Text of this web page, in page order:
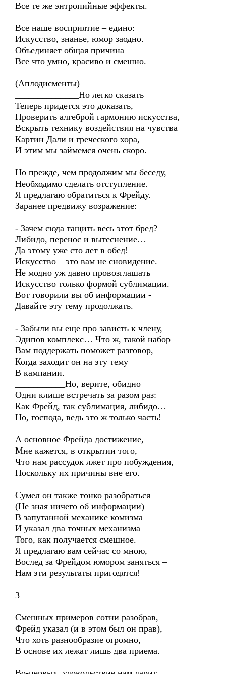
Все те же энтропийные эффекты.
Все наше восприятие – едино:
Искусство, знанье, юмор заодно.
Объединяет общая причина
Все что умно, красиво и смешно.
(Аплодисменты)
______________Но легко сказать
Теперь придется это доказать,
Проверить алгеброй гармонию искусства,
Вскрыть технику воздействия на чувства
Картин Дали и греческого хора,
И этим мы займемся очень скоро.
Но прежде, чем продолжим мы беседу,
Необходимо сделать отступление.
Я предлагаю обратиться к Фрейду.
Заранее предвижу возражение:
- Зачем сюда тащить весь этот бред?
Либидо, перенос и вытеснение…
Да этому уже сто лет в обед!
Искусство – это вам не сновидение.
Не модно уж давно провозглашать
Искусство только формой сублимации.
Вот говорили вы об информации -
Давайте эту тему продолжать.
- Забыли вы еще про зависть к члену,
Эдипов комплекс… Что ж, такой набор
Вам поддержать поможет разговор,
Когда заходит он на эту тему
В кампании.
___________Но, верите, обидно
Одни клише встречать за разом раз:
Как Фрейд, так сублимация, либидо…
Но, господа, ведь это ж только часть!
А основное Фрейда достижение,
Мне кажется, в открытии того,
Что нам рассудок лжет про побуждения,
Поскольку их причины вне его.
Сумел он также тонко разобраться
(Не зная ничего об информации)
В запутанной механике комизма
И указал два точных механизма
Того, как получается смешное.
Я предлагаю вам сейчас со мною,
Вослед за Фрейдом юмором заняться –
Нам эти результаты пригодятся!
3
Смешных примеров сотни разобрав,
Фрейд указал (и в этом был он прав),
Что хоть разнообразие огромно,
В основе их лежат лишь два приема.